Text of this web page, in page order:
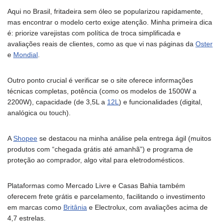
Aqui no Brasil, fritadeira sem óleo se popularizou rapidamente,
mas encontrar o modelo certo exige atenção. Minha primeira dica
é: priorize varejistas com política de troca simplificada e
avaliações reais de clientes, como as que vi nas páginas da Oster
e Mondial
Outro ponto crucial é verificar se o site oferece informações
técnicas completas, potência (como os modelos de 1500W a
2200W), capacidade (de 3,5L a 12L ) e funcionalidades (digital,
analógica ou touch).
AShopee se destacou na minha análise pela entrega ágil (muitos
produtos com “chegada grátis até amanhã”) e programa de
proteção ao comprador, algo vital para eletrodomésticos.
Plataformas como Mercado Livre e Casas Bahia também
oferecem frete grátis e parcelamento, facilitando o investimento
em marcas como Britânia e Electrolux, com avaliações acima de
4,7 estrelas.